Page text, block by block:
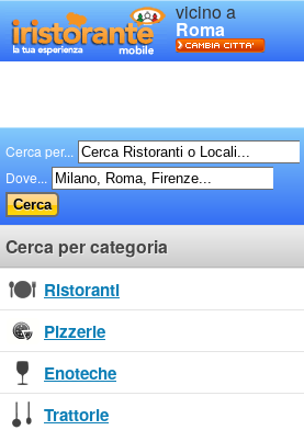
vicino a
Roma
Cerca per...
Dove...
Cerca per categoria
Ristoranti
Pizzerie
Enoteche
Trattorie